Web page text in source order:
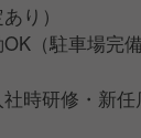
り）
（駐車場完備
時研修・新